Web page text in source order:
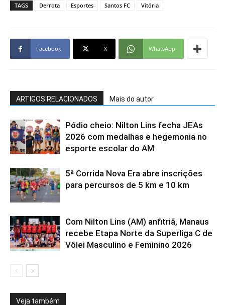
TAGS Derrota Esportes Santos FC Vitória
Facebook X WhatsApp
ARTIGOS RELACIONADOS Mais do autor
Pódio cheio: Nilton Lins fecha JEAs
2026 com medalhas e hegemonia no
esporte escolar do AM
5ª Corrida Nova Era abre inscrições
para percursos de 5 km e 10 km
Com Nilton Lins (AM) anfitriã, Manaus
recebe Etapa Norte da Superliga C de
Vôlei Masculino e Feminino 2026
Veja também